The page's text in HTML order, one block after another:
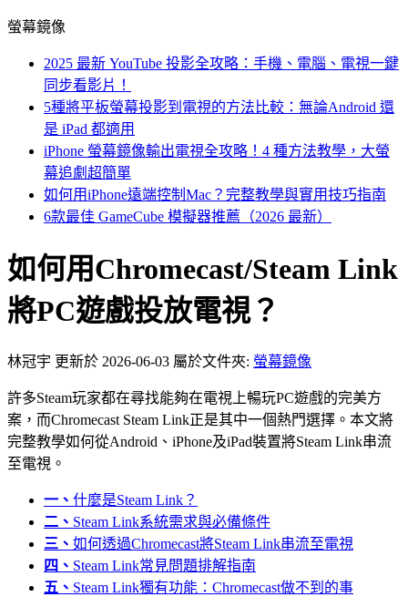
螢幕鏡像
2025 最新 YouTube 投影全攻略：手機、電腦、電視一鍵
同步看影片！
5種將平板螢幕投影到電視的方法比較：無論Android 還
是 iPad 都適用
iPhone 螢幕鏡像輸出電視全攻略！4 種方法教學，大螢
幕追劇超簡單
如何用iPhone遠端控制Mac？完整教學與實用技巧指南
6款最佳 GameCube 模擬器推薦（2026 最新）
如何用Chromecast/Steam Link
將PC遊戲投放電視？
林冠宇 更新於 2026-06-03 屬於文件夾: 螢幕鏡像
許多Steam玩家都在尋找能夠在電視上暢玩PC遊戲的完美方
案，而Chromecast Steam Link正是其中一個熱門選擇。本文將
完整教學如何從Android、iPhone及iPad裝置將Steam Link串流
至電視。
一、 什麼是Steam Link？
二、 Steam Link系統需求與必備條件
三、 如何透過Chromecast將Steam Link串流至電視
四、 Steam Link常見問題排解指南
五、 Steam Link獨有功能：Chromecast做不到的事